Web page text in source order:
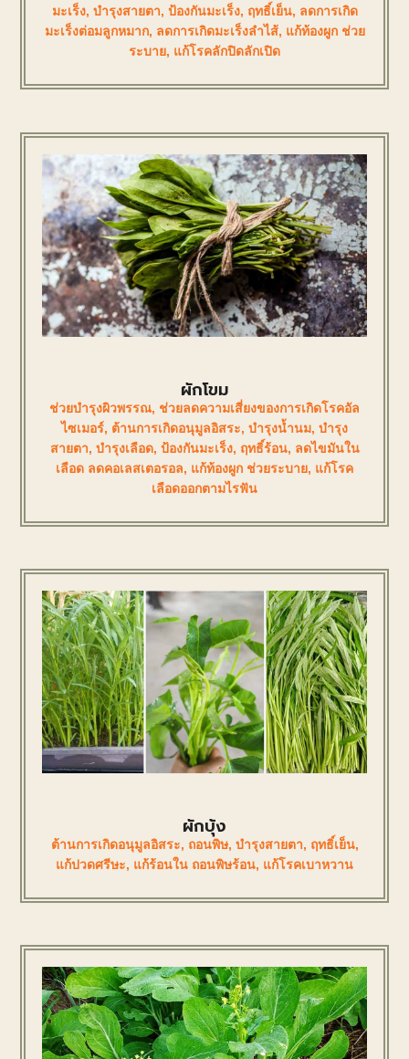
มะเร็ง, บำรุงสายตา, ป้องกันมะเร็ง, ฤทธิ์เย็น, ลดการเกิด
มะเร็งต่อมลูกหมาก, ลดการเกิดมะเร็งลำไส้, แก้ท้องผูก ช่วย
ระบาย, แก้โรคลักปิดลักเปิด
ผักโขม
ช่วยบำรุงผิวพรรณ, ช่วยลดความเสี่ยงของการเกิดโรคอัล
ไซเมอร์, ต้านการเกิดอนุมูลอิสระ, บำรุงน้ำนม, บำรุง
สายตา, บำรุงเลือด, ป้องกันมะเร็ง, ฤทธิ์ร้อน, ลดไขมันใน
เลือด ลดคอเลสเตอรอล, แก้ท้องผูก ช่วยระบาย, แก้โรค
เลือดออกตามไรฟัน
ผักบุ้ง
ต้านการเกิดอนุมูลอิสระ, ถอนพิษ, บำรุงสายตา, ฤทธิ์เย็น,
แก้ปวดศรีษะ, แก้ร้อนใน ถอนพิษร้อน, แก้โรคเบาหวาน